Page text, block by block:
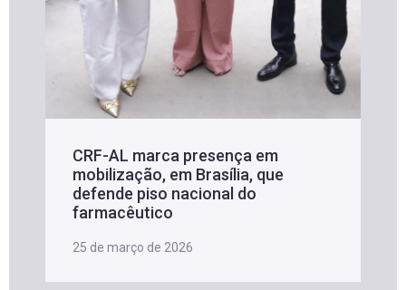
CRF-AL marca presença em
mobilização, em Brasília, que
defende piso nacional do
farmacêutico
25 de março de 2026